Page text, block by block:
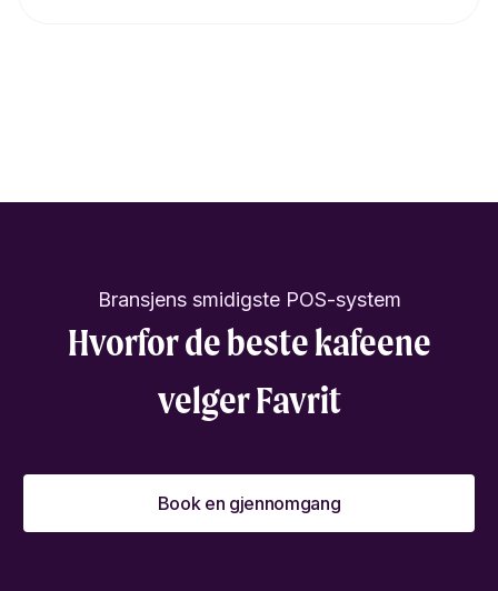
Bransjens smidigste POS-system
Hvorfor de beste kafeene
velger Favrit
Book en gjennomgang